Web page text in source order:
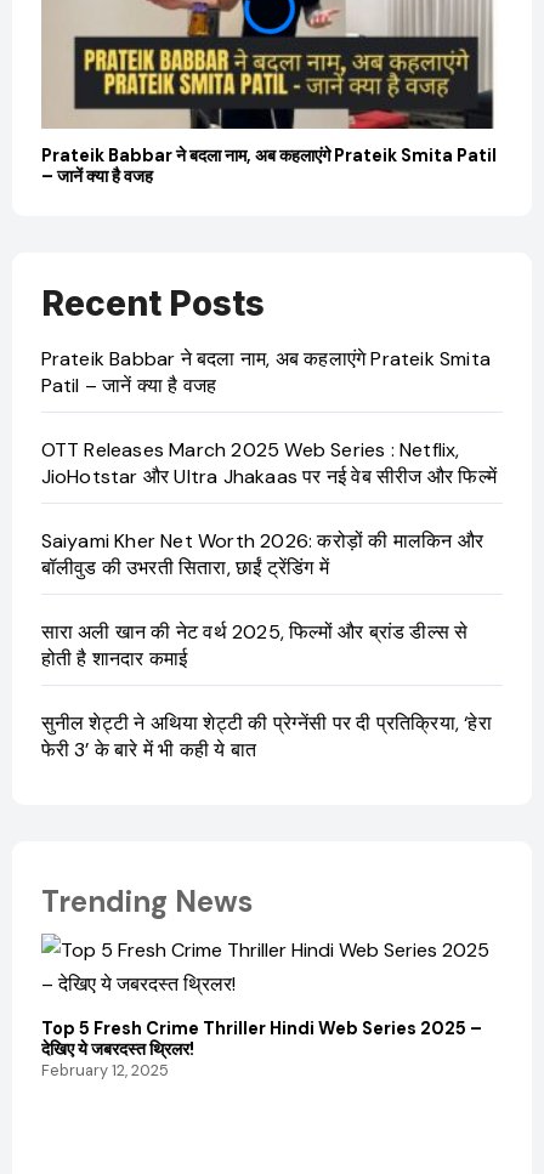
Prateik Babbar ने बदला नाम, अब कहलाएंगे Prateik Smita Patil
– जानें क्या है वजह
Recent Posts
Prateik Babbar ने बदला नाम, अब कहलाएंगे Prateik Smita
Patil – जानें क्या है वजह
OTT Releases March 2025 Web Series : Netflix,
JioHotstar और Ultra Jhakaas पर नई वेब सीरीज और फिल्में
Saiyami Kher Net Worth 2026: करोड़ों की मालकिन और
बॉलीवुड की उभरती सितारा, छाईं ट्रेंडिंग में
सारा अली खान की नेट वर्थ 2025, फिल्मों और ब्रांड डील्स से
होती है शानदार कमाई
सुनील शेट्टी ने अथिया शेट्टी की प्रेग्नेंसी पर दी प्रतिक्रिया, ‘हेरा
फेरी 3’ के बारे में भी कही ये बात
Trending News
Top 5 Fresh Crime Thriller Hindi Web Series 2025 –
देखिए ये जबरदस्त थ्रिलर!
February 12, 2025